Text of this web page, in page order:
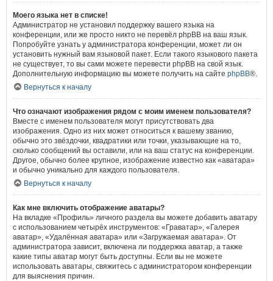
Моего языка нет в списке!
Администратор не установил поддержку вашего языка на
конференции, или же просто никто не перевёл phpBB на ваш язык.
Попробуйте узнать у администратора конференции, может ли он
установить нужный вам языковой пакет. Если такого языкового пакета
не существует, то вы сами можете перевести phpBB на свой язык.
Дополнительную информацию вы можете получить на сайте phpBB®.
Вернуться к началу
Что означают изображения рядом с моим именем пользователя?
Вместе с именем пользователя могут присутствовать два
изображения. Одно из них может относиться к вашему званию,
обычно это звёздочки, квадратики или точки, указывающие на то,
сколько сообщений вы оставили, или на ваш статус на конференции.
Другое, обычно более крупное, изображение известно как «аватара»
и обычно уникально для каждого пользователя.
Вернуться к началу
Как мне включить отображение аватары?
На вкладке «Профиль» личного раздела вы можете добавить аватару
с использованием четырёх инструментов: «Граватар», «Галерея
аватар», «Удалённая аватара» или «Загружаемая аватара». От
администратора зависит, включена ли поддержка аватар, а также
какие типы аватар могут быть доступны. Если вы не можете
использовать аватары, свяжитесь с администратором конференции
для выяснения причин.